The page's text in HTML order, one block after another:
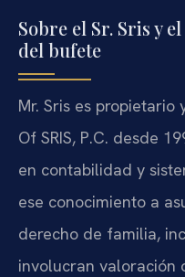
Sobre el Sr. Sris y
del bufete
Mr. Sris es
Of SRIS, P.C. desde
en contabilidad y
ese conocimiento a
derecho de familia,
involucran valoración